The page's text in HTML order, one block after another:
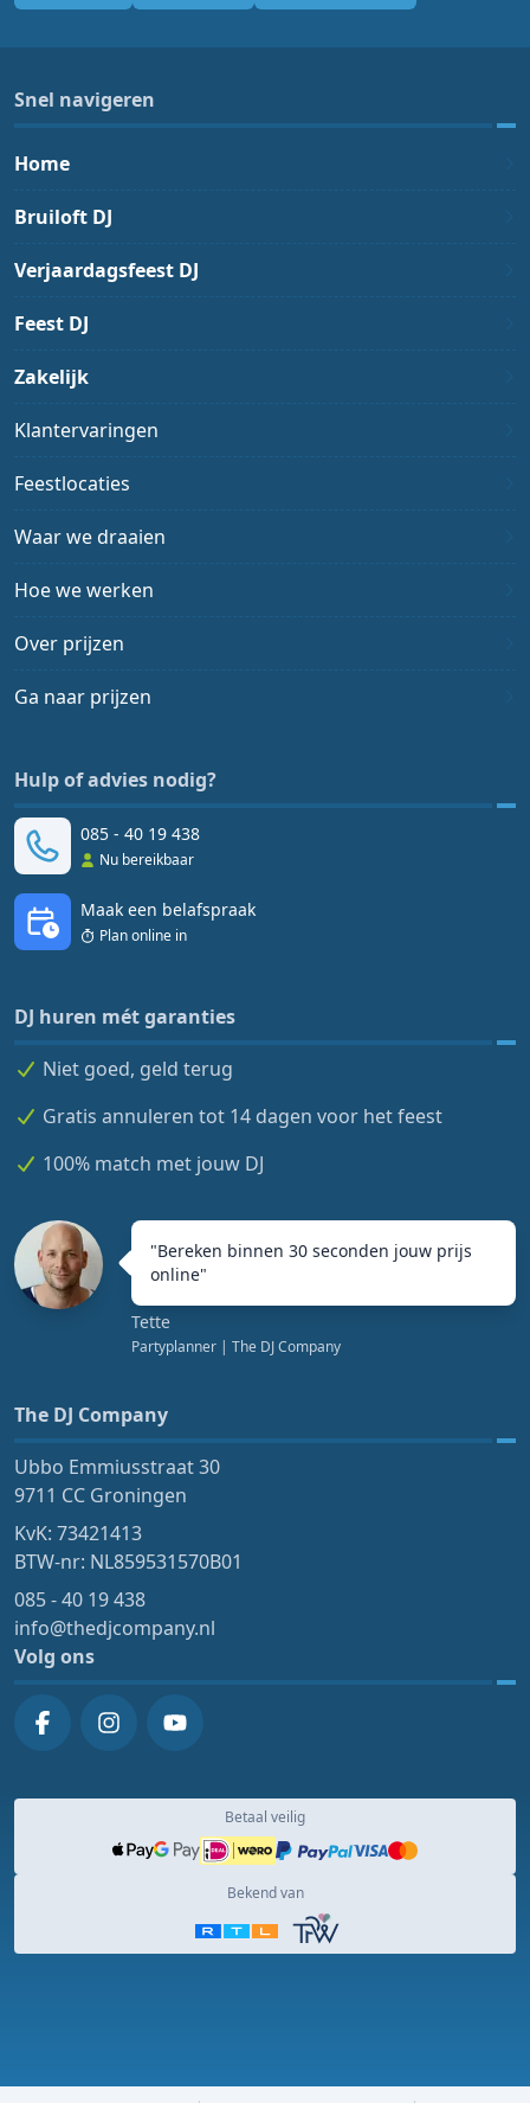
Snel navigeren
Home
Bruiloft DJ
Verjaardagsfeest DJ
Feest DJ
Zakelijk
Klantervaringen
Feestlocaties
Waar we draaien
Hoe we werken
Over prijzen
Ga naar prijzen
Hulp of advies nodig?
085 - 40 19 438
Nu bereikbaar
Maak een belafspraak
Plan online in
DJ huren mét garanties
Niet goed, geld terug
Gratis annuleren tot 14 dagen voor het feest
100% match met jouw DJ
"Bereken binnen 30 seconden jouw prijs
online"
Tette
Partyplanner | The DJ Company
The DJ Company
Ubbo Emmiusstraat 30
9711 CC Groningen
KvK: 73421413
BTW-nr: NL859531570B01
085 - 40 19 438
info@thedjcompany.nl
Volg ons
Betaal veilig
Bekend van